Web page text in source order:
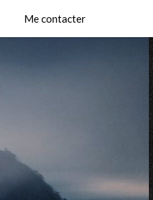
Me contacter